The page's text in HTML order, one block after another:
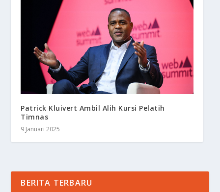
Patrick Kluivert Ambil Alih Kursi Pelatih
Timnas
9 Januari 2025
BERITA TERBARU